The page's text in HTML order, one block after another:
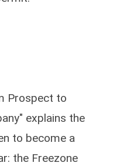
Prospect to
explains the
to become a
the Freezone